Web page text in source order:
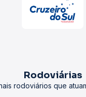
Rodoviárias
rodoviários que